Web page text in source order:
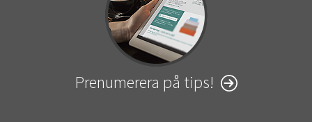
Prenumerera på tips!